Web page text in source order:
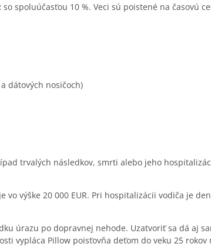
spoluúčasťou 10 %. Veci sú poistené na časovú
dátových nosičoch)
trvalých následkov, smrti alebo jeho
výške 20 000 EUR. Pri hospitalizácii vodiča je
úrazu po dopravnej nehode. Uzatvoriť sa dá aj
vypláca Pillow poisťovňa deťom do veku 25 rokov